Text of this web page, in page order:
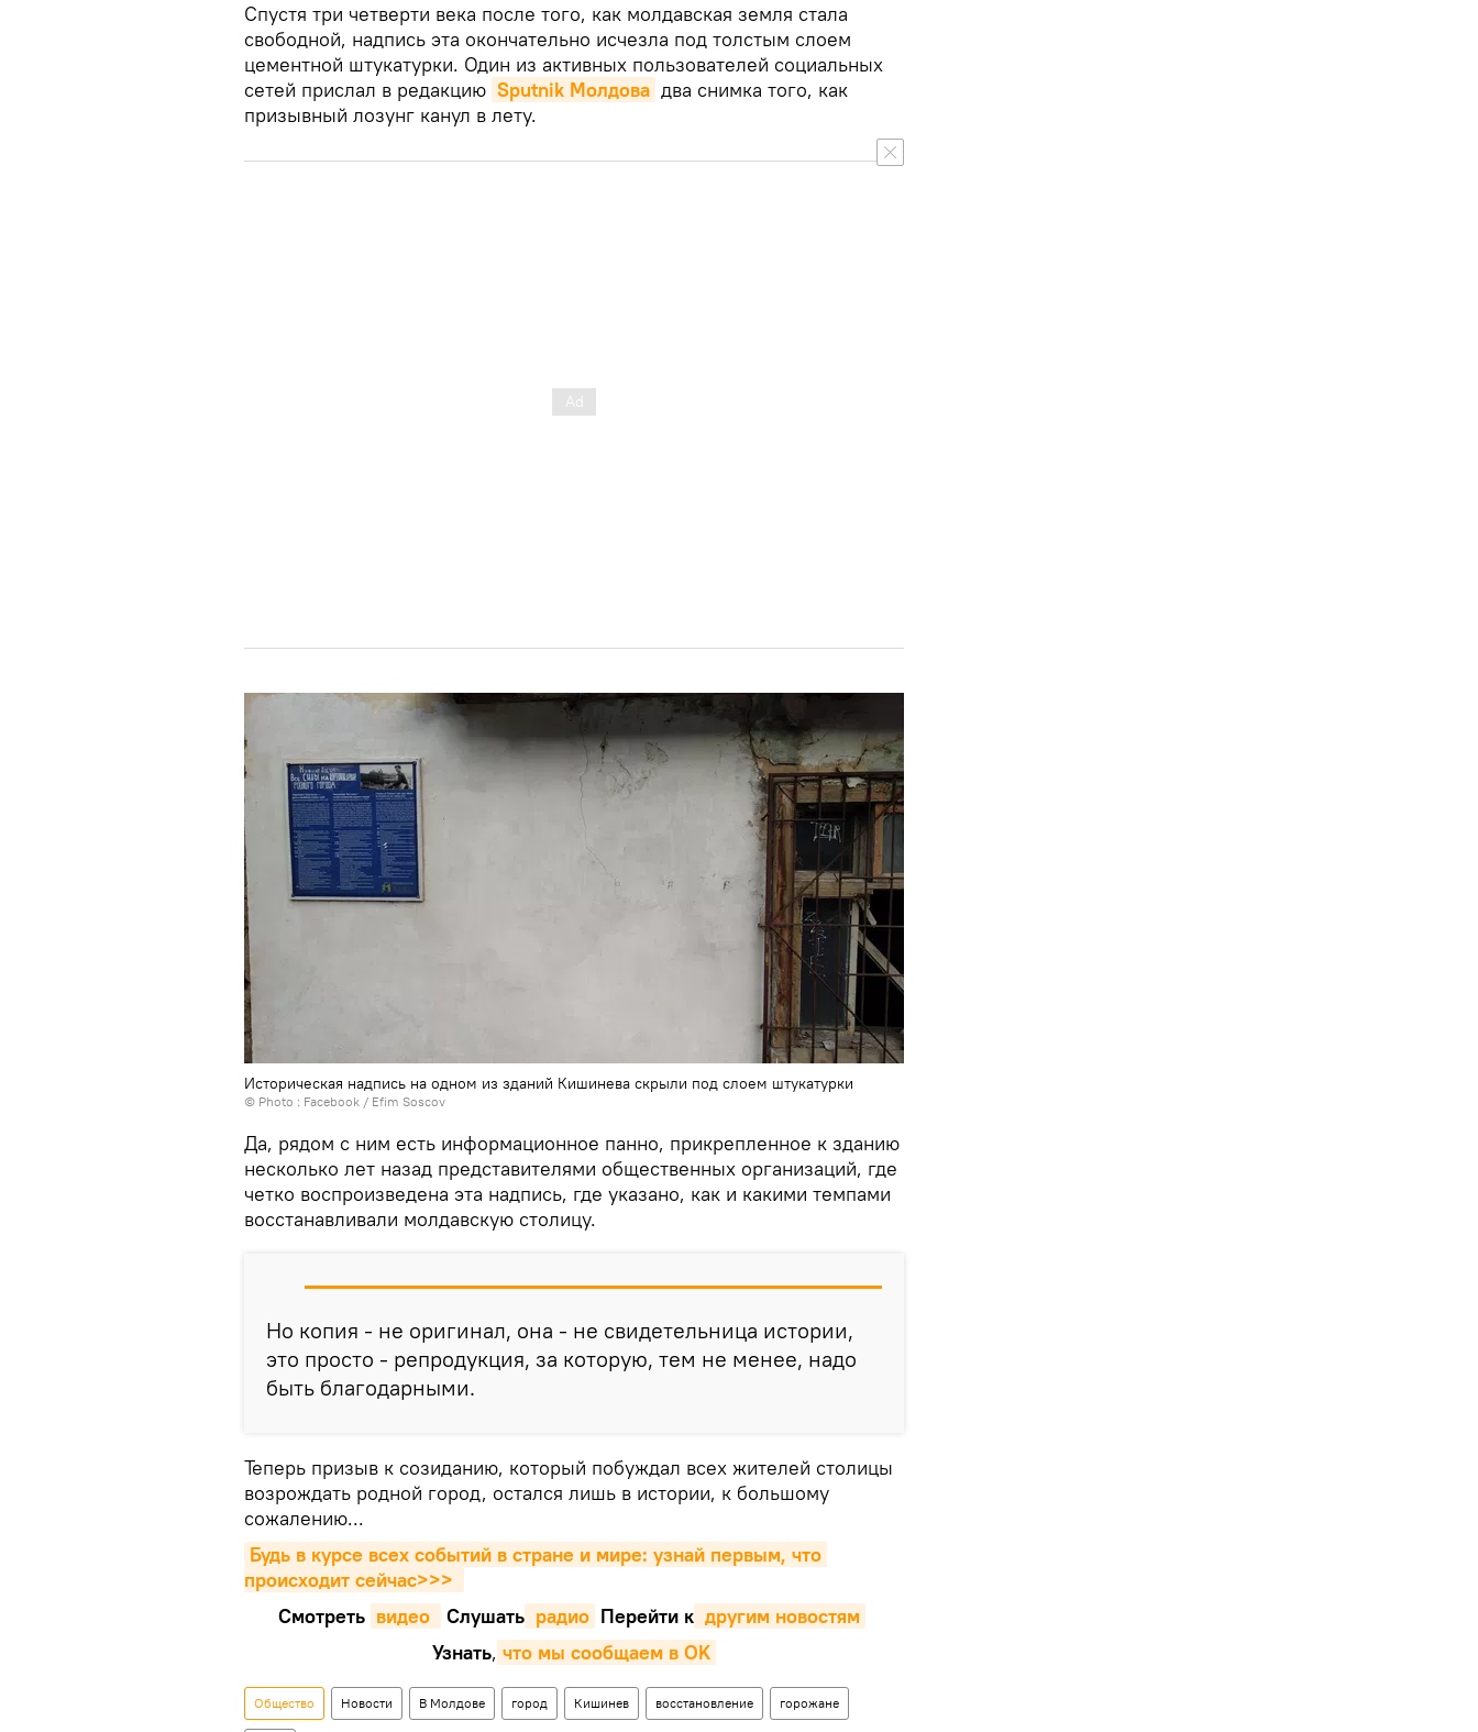
Спустя три четверти века после того, как молдавская земля стала
свободной, надпись эта окончательно исчезла под толстым слоем
цементной штукатурки. Один из активных пользователей социальных
сетей прислал в редакцию Sputnik Молдова два снимка того, как
призывный лозунг канул в лету.
Историческая надпись на одном из зданий Кишинева скрыли под слоем штукатурки
© Photo : Facebook / Efim Soscov‎
Да, рядом с ним есть информационное панно, прикрепленное к зданию
несколько лет назад представителями общественных организаций, где
четко воспроизведена эта надпись, где указано, как и какими темпами
восстанавливали молдавскую столицу.
Но копия - не оригинал, она - не свидетельница истории,
это просто - репродукция, за которую, тем не менее, надо
быть благодарными.
Теперь призыв к созиданию, который побуждал всех жителей столицы
возрождать родной город, остался лишь в истории, к большому
сожалению...
Будь в курсе всех событий в стране и мире: узнай первым, что
происходит сейчаc>>>
Смотреть видео Cлушать радио Перейти к другим новостям
Узнать, что мы сообщаем в OK
Общество Новости В Молдове город Кишинев восстановление горожане